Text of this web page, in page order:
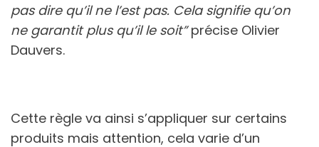
pas dire qu’il ne l’est pas. Cela signifie qu’on
ne garantit plus qu’il le soit”précise Olivier
Dauvers.
Cette règle va ainsi s’appliquer sur certains
produits mais attention, cela varie d’un